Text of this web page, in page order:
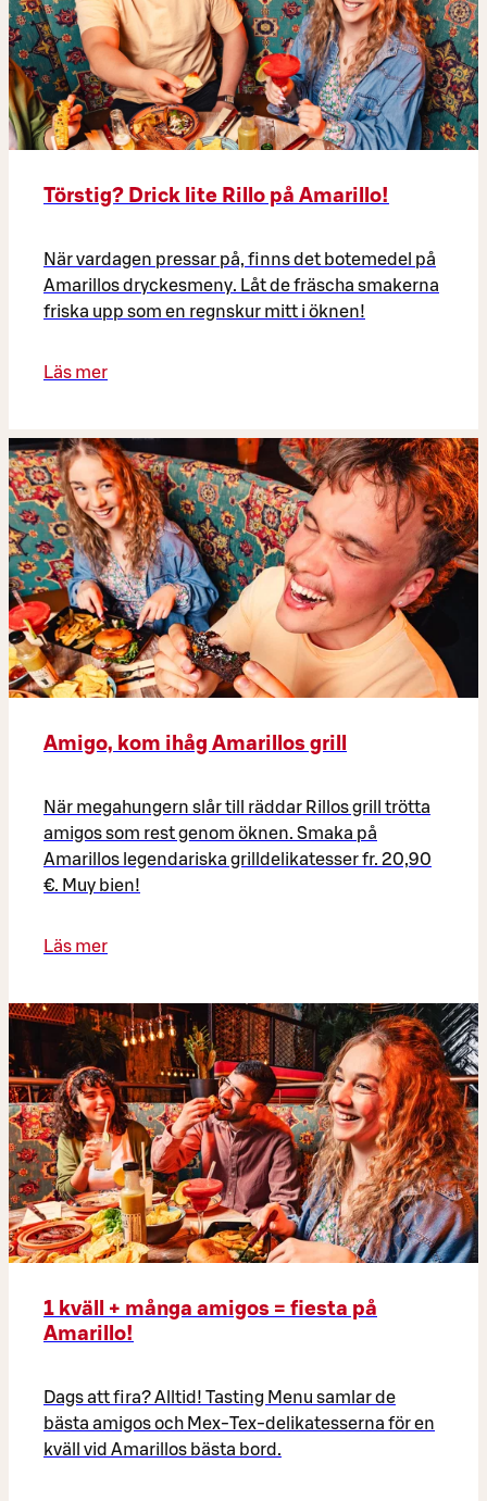
Törstig? Drick lite Rillo på Amarillo!
När vardagen pressar på, finns det botemedel på
Amarillos dryckesmeny. Låt de fräscha smakerna
friska upp som en regnskur mitt i öknen!
Läs mer
Amigo, kom ihåg Amarillos grill
När megahungern slår till räddar Rillos grill trötta
amigos som rest genom öknen. Smaka på
Amarillos legendariska grilldelikatesser fr. 20,90
€. Muy bien!
Läs mer
1 kväll + många amigos = fiesta på
Amarillo!
Dags att fira? Alltid! Tasting Menu samlar de
bästa amigos och Mex-Tex-delikatesserna för en
kväll vid Amarillos bästa bord.